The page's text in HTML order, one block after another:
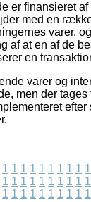
er finansieret
med en
varer,
af at en af de
en
varer og
men der
1 1 1 1 1 1 1 1 1 1
1 1 1 1 1 1 1 1 1 1
1 1 1 1 1 1 1 1 1 1